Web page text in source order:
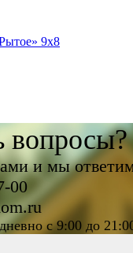
9х8
вопросы?
и мы
00
с 9:00 до